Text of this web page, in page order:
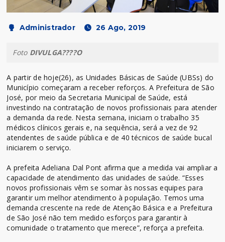
Administrador 26 Ago, 2019
Foto DIVULGA????O
A partir de hoje(26), as Unidades Básicas de Saúde (UBSs) do
Município começaram a receber reforços. A Prefeitura de São
José, por meio da Secretaria Municipal de Saúde, está
investindo na contratação de novos profissionais para atender
a demanda da rede. Nesta semana, iniciam o trabalho 35
médicos clínicos gerais e, na sequência, será a vez de 92
atendentes de saúde pública e de 40 técnicos de saúde bucal
iniciarem o serviço.
A prefeita Adeliana Dal Pont afirma que a medida vai ampliar a
capacidade de atendimento das unidades de saúde. “Esses
novos profissionais vêm se somar às nossas equipes para
garantir um melhor atendimento à população. Temos uma
demanda crescente na rede de Atenção Básica e a Prefeitura
de São José não tem medido esforços para garantir à
comunidade o tratamento que merece”, reforça a prefeita.